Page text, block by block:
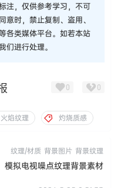
注，仅供参考学习，不可
时，禁止复制、盗用、
各类媒体平台。如若本站
们进行处理。
0 0
火焰纹理 灼烧质感
纹理/材质 背景图片 背景纹理
模拟电视噪点纹理背景素材